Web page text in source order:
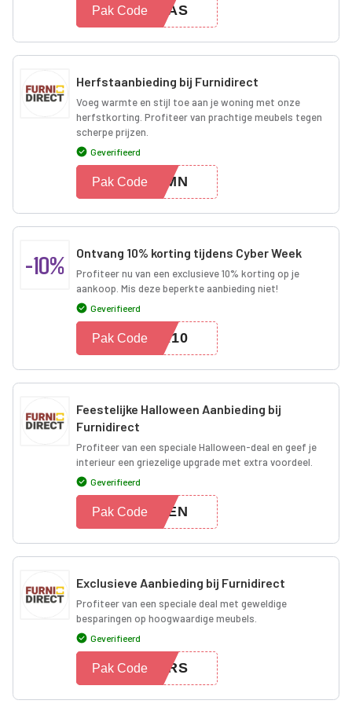
XMAS
Pak Code
Herfstaanbieding bij Furnidirect
Voeg warmte en stijl toe aan je woning met onze
herfstkorting. Profiteer van prachtige meubels tegen
scherpe prijzen.
Geverifieerd
TUMN
Pak Code
-10% Ontvang 10% korting tijdens Cyber Week
Profiteer nu van een exclusieve 10% korting op je
aankoop. Mis deze beperkte aanbieding niet!
Geverifieerd
ER10
Pak Code
Feestelijke Halloween Aanbieding bij
Furnidirect
Profiteer van een speciale Halloween-deal en geef je
interieur een griezelige upgrade met extra voordeel.
Geverifieerd
WEEN
Pak Code
Exclusieve Aanbieding bij Furnidirect
Profiteer van een speciale deal met geweldige
besparingen op hoogwaardige meubels.
Geverifieerd
FERS
Pak Code